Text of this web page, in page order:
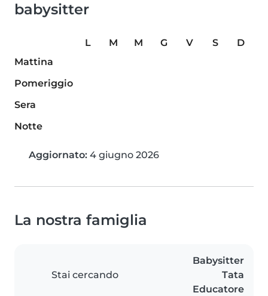
babysitter
L M M G V S
D
Mattina
Pomeriggio
Sera
Notte
Aggiornato: 4 giugno 2026
La nostra famiglia
Stai cercando
Babysitter
Tata
Educatore